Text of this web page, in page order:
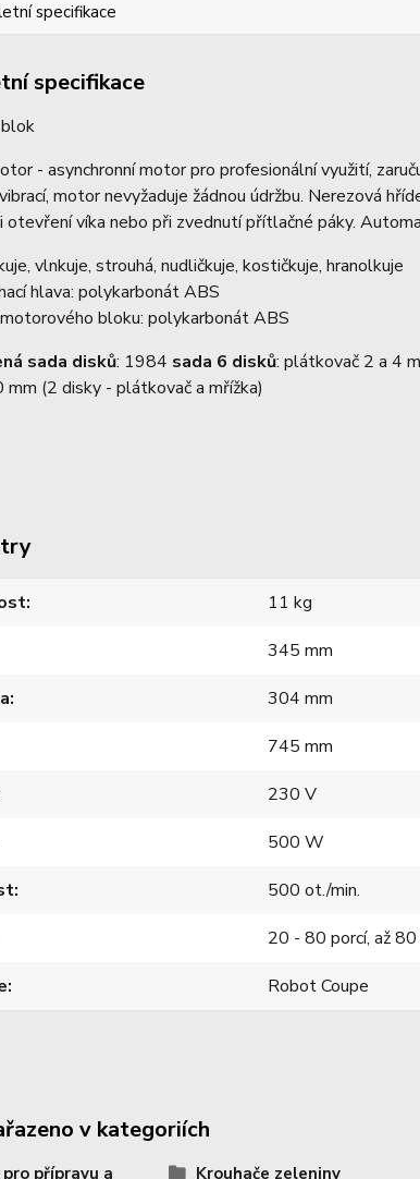
specifikace
specifikace
- asynchronní motor pro profesionální využití,
motor nevyžaduje žádnou údržbu. Nerezová
otevření víka nebo při zvednutí přítlačné páky.
vlnkuje, strouhá, nudličkuje, kostičkuje, hranolkuje
hlava: polykarbonát ABS
bloku: polykarbonát ABS
sada disků: 1984 sada 6 disků: plátkovač 2 a 4
(2 disky - plátkovač a mřížka)
11 kg
345 mm
304 mm
745 mm
230 V
500 W
500 ot./min.
20 - 80 porcí, až
Robot Coupe
v kategoriích
přípravu a
Krouhače zeleniny